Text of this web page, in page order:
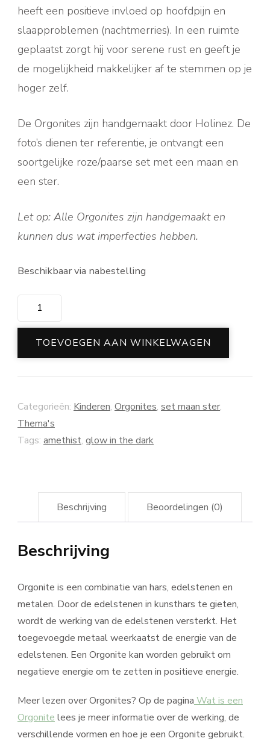
heeft een positieve invloed op hoofdpijn en
slaapproblemen (nachtmerries). In een ruimte
geplaatst zorgt hij voor serene rust en geeft je
de mogelijkheid makkelijker af te stemmen op je
hoger zelf.
De Orgonites zijn handgemaakt door Holinez. De
foto’s dienen ter referentie, je ontvangt een
soortgelijke roze/paarse set met een maan en
een ster.
Let op: Alle Orgonites zijn handgemaakt en
kunnen dus wat imperfecties hebben.
Beschikbaar via nabestelling
Orgonite
set
maan
ster
paars/roze
aantal
TOEVOEGEN AAN WINKELWAGEN
Categorieën: Kinderen, Orgonites, set maan ster,
Thema's
Tags: amethist, glow in the dark
Beschrijving Beoordelingen (0)
Beschrijving
Orgonite is een combinatie van hars, edelstenen en
metalen. Door de edelstenen in kunsthars te gieten,
wordt de werking van de edelstenen versterkt. Het
toegevoegde metaal weerkaatst de energie van de
edelstenen. Een Orgonite kan worden gebruikt om
negatieve energie om te zetten in positieve energie.
Meer lezen over Orgonites? Op de pagina Wat is een
Orgonite lees je meer informatie over de werking, de
verschillende vormen en hoe je een Orgonite gebruikt.